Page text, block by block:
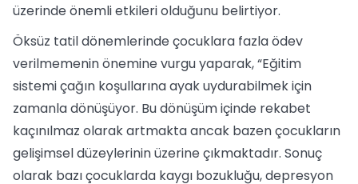
üzerinde önemli etkileri olduğunu belirtiyor.
Öksüz tatil dönemlerinde çocuklara fazla ödev
verilmemenin önemine vurgu yaparak, “Eğitim
sistemi çağın koşullarına ayak uydurabilmek için
zamanla dönüşüyor. Bu dönüşüm içinde rekabet
kaçınılmaz olarak artmakta ancak bazen çocukların
gelişimsel düzeylerinin üzerine çıkmaktadır. Sonuç
olarak bazı çocuklarda kaygı bozukluğu, depresyon